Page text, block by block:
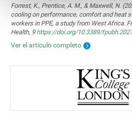
Forrest, K., Prentice, A. M., & Maxwell, N.
cooling on performance, comfort and heat
workers in PPE, a study from West Africa.
Health, 9 https://doi.org/10.3389/
Ver el artículo completo